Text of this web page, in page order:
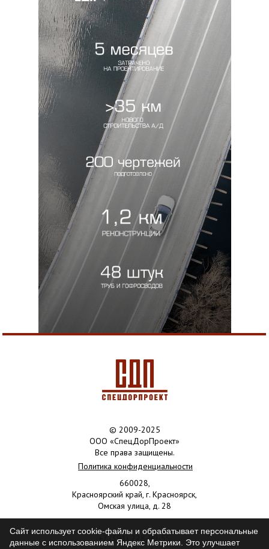
Сайт использует cookie-файлы и обрабатывает персональные
данные с использованием Яндекс Метрики. Это улучшает
660028,
Красноярский край, г. Красноярск,
Омская улица, д. 28
© 2009-2025
ООО «СпецДорПроект»
Все права защищены.
+7 (391) 228-99-55
Политика конфиденциальности